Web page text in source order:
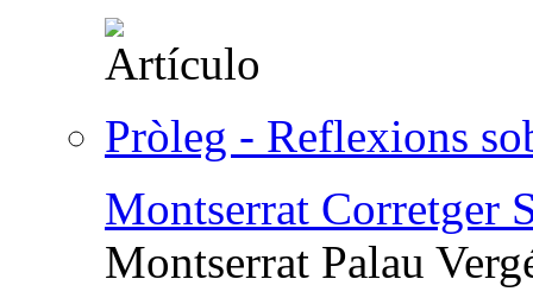
Pròleg - Reflexions
Montserrat Corretger
Montserrat Palau